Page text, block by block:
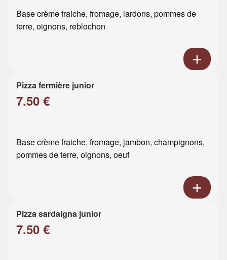
Base crème fraiche, fromage, lardons, pommes de
terre, oignons, reblochon
Pizza fermière junior
7.50 €
Base crème fraiche, fromage, jambon, champignons,
pommes de terre, oignons, oeuf
Pizza sardaigna junior
7.50 €